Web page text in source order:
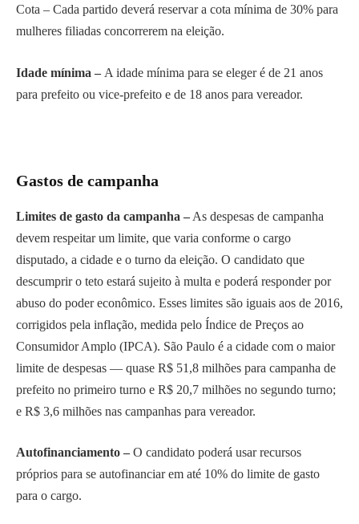
Cota – Cada partido deverá reservar a cota mínima de 30% para
mulheres filiadas concorrerem na eleição.
Idade mínima – A idade mínima para se eleger é de 21 anos
para prefeito ou vice-prefeito e de 18 anos para vereador.
Gastos de campanha
Limites de gasto da campanha – As despesas de campanha
devem respeitar um limite, que varia conforme o cargo
disputado, a cidade e o turno da eleição. O candidato que
descumprir o teto estará sujeito à multa e poderá responder por
abuso do poder econômico. Esses limites são iguais aos de 2016,
corrigidos pela inflação, medida pelo Índice de Preços ao
Consumidor Amplo (IPCA). São Paulo é a cidade com o maior
limite de despesas — quase R$ 51,8 milhões para campanha de
prefeito no primeiro turno e R$ 20,7 milhões no segundo turno;
e R$ 3,6 milhões nas campanhas para vereador.
Autofinanciamento – O candidato poderá usar recursos
próprios para se autofinanciar em até 10% do limite de gasto
para o cargo.